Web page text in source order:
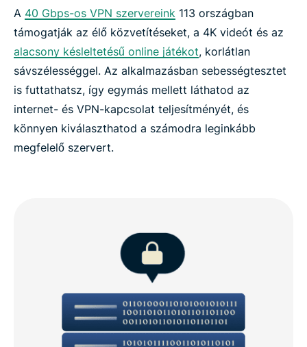
A 40 Gbps-os VPN szervereink 113 országban
támogatják az élő közvetítéseket, a 4K videót és az
alacsony késleltetésű online játékot, korlátlan
sávszélességgel. Az alkalmazásban sebességtesztet
is futtathatsz, így egymás mellett láthatod az
internet- és VPN-kapcsolat teljesítményét, és
könnyen kiválaszthatod a számodra leginkább
megfelelő szervert.